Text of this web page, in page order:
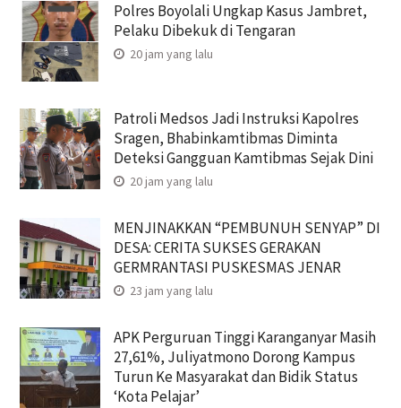
Polres Boyolali Ungkap Kasus Jambret,
Pelaku Dibekuk di Tengaran
20 jam yang lalu
Patroli Medsos Jadi Instruksi Kapolres
Sragen, Bhabinkamtibmas Diminta
Deteksi Gangguan Kamtibmas Sejak Dini
20 jam yang lalu
MENJINAKKAN “PEMBUNUH SENYAP” DI
DESA: CERITA SUKSES GERAKAN
GERMRANTASI PUSKESMAS JENAR
23 jam yang lalu
APK Perguruan Tinggi Karanganyar Masih
27,61%, Juliyatmono Dorong Kampus
Turun Ke Masyarakat dan Bidik Status
‘Kota Pelajar’